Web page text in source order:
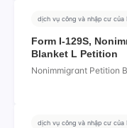
dịch vụ công và nhập cư của
Form I-129S,
Blanket L Petition
Nonimmigrant Petition
dịch vụ công và nhập cư của